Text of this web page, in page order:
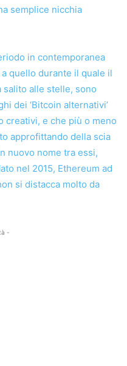
semplice nicchia
in contemporanea
quello durante il quale il
alle stelle, sono
dei ‘Bitcoin alternativi’
creativi, e che più o meno
approfittando della scia
nuovo nome tra essi,
nel 2015, Ethereum ad
si distacca molto da
-